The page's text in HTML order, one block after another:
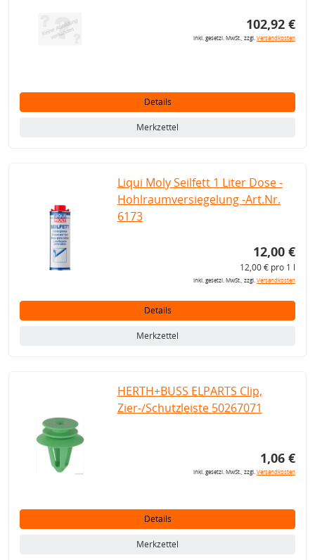
102,92 €
inkl. gesetzl. MwSt., zzgl.Versandkosten
Details
Merkzettel
Liqui Moly Seilfett 1 Liter Dose -
Hohlraumversiegelung -Art.Nr.
6173
12,00 €
12,00 € pro 1 l
inkl. gesetzl. MwSt., zzgl.Versandkosten
Details
Merkzettel
HERTH+BUSS ELPARTS Clip,
Zier-/Schutzleiste 50267071
1,06 €
inkl. gesetzl. MwSt., zzgl.Versandkosten
Details
Merkzettel